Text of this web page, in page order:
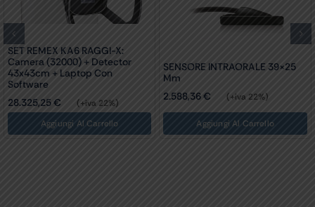
SET REMEX KA6 RAGGI-X:
Camera (32000) + Detector
43x43cm + Laptop Con
Software
28.325,25€
(+iva 22%)
Aggiungi Al Carrello
SENSORE INTRAORALE 39×25
Mm
2.588,36€ (+iva 22%)
Aggiungi Al Carrello